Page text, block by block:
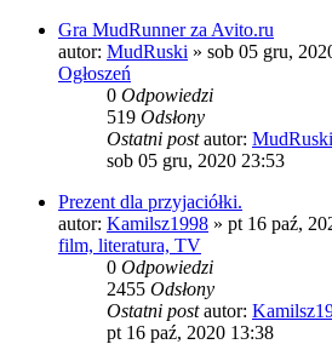
Gra MudRunner za Avito.ru
autor: MudRuski » sob 05 gru,
Ogłoszeń
0 Odpowiedzi
519 Odsłony
Ostatni postautor: MudRuski
sob 05 gru, 2020 23:53
Prezent dla przyjaciółki.
autor: Kamilsz1998 » pt 16 paź,
film, literatura, TV
0 Odpowiedzi
2455 Odsłony
Ostatni postautor:
pt 16 paź, 2020 13:38